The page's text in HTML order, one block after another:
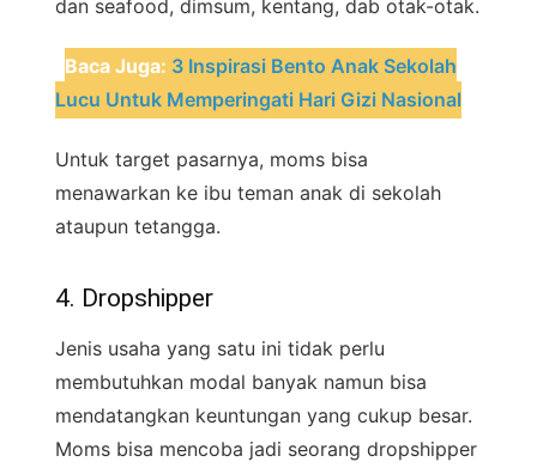
dan seafood, dimsum, kentang, dab otak-otak.
Baca Juga: 3 Inspirasi Bento Anak Sekolah
Lucu Untuk Memperingati Hari Gizi Nasional
Untuk target pasarnya, moms bisa
menawarkan ke ibu teman anak di sekolah
ataupun tetangga.
4. Dropshipper
Jenis usaha yang satu ini tidak perlu
membutuhkan modal banyak namun bisa
mendatangkan keuntungan yang cukup besar.
Moms bisa mencoba jadi seorang dropshipper